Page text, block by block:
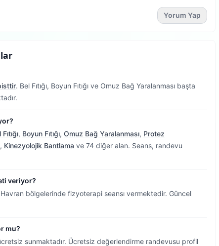
Yorum Yap
. Bel Fıtığı, Boyun Fıtığı ve Omuz Bağ Yaralanması başta
, Boyun Fıtığı, Omuz Bağ Yaralanması, Protez
, Kinezyolojik Bantlama ve 74 diğer alan. Seans, randevu
veriyor?
bölgelerinde fizyoterapi seansı vermektedir. Güncel
mu?
sunmaktadır. Ücretsiz değerlendirme randevusu profil